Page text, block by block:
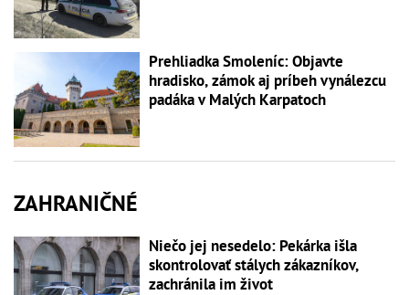
Prehliadka Smoleníc: Objavte
hradisko, zámok aj príbeh vynálezcu
padáka v Malých Karpatoch
ZAHRANIČNÉ
Niečo jej nesedelo: Pekárka išla
skontrolovať stálych zákazníkov,
zachránila im život